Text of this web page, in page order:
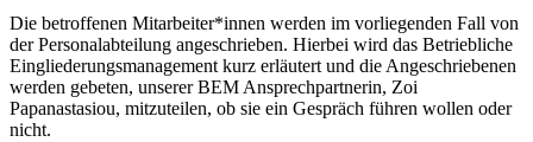
Die betroffenen Mitarbeiter*innen werden im vorliegenden Fall von
der Personalabteilung angeschrieben. Hierbei wird das Betriebliche
Eingliederungsmanagement kurz erläutert und die Angeschriebenen
werden gebeten, unserer BEM Ansprechpartnerin, Zoi
Papanastasiou, mitzuteilen, ob sie ein Gespräch führen wollen oder
nicht.